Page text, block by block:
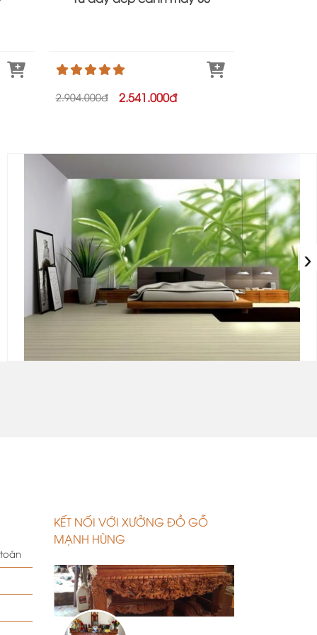
2.904.000đ 2.541.000đ
›
KẾT NỐI VỚI XƯỞNG ĐỒ GỖ
MẠNH HÙNG